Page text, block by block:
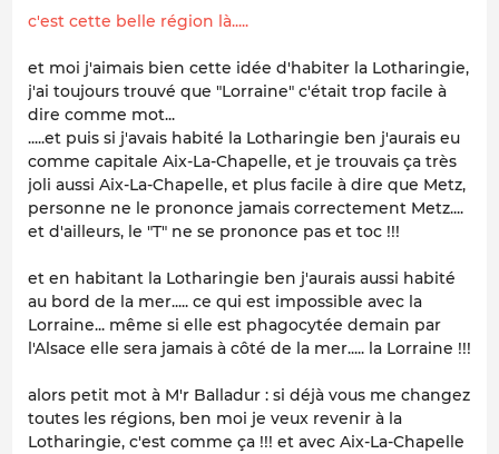
c'est cette belle région là.....
et moi j'aimais bien cette idée d'habiter la Lotharingie,
j'ai toujours trouvé que "Lorraine" c'était trop facile à
dire comme mot...
.....et puis si j'avais habité la Lotharingie ben j'aurais eu
comme capitale Aix-La-Chapelle, et je trouvais ça très
joli aussi Aix-La-Chapelle, et plus facile à dire que Metz,
personne ne le prononce jamais correctement Metz....
et d'ailleurs, le "T" ne se prononce pas et toc !!!
et en habitant la Lotharingie ben j'aurais aussi habité
au bord de la mer..... ce qui est impossible avec la
Lorraine... même si elle est phagocytée demain par
l'Alsace elle sera jamais à côté de la mer..... la Lorraine !!!
alors petit mot à M'r Balladur : si déjà vous me changez
toutes les régions, ben moi je veux revenir à la
Lotharingie, c'est comme ça !!! et avec Aix-La-Chapelle